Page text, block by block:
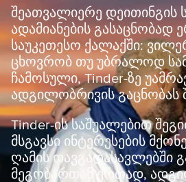
e
შეათვალიერე დეითინგის
ადამიანების გასაცნობად
საუკეთესო ქალაქში:
ცხოვრობ თუ უბრალოდ
ჩამოსული, Tinder-ზე
ადგილობრივის გაცნობას
Tinder-ის საშუალებით
მსგავსი ინტერესების
ღამის თავგადასავლებში
მეგობართან ერთად,